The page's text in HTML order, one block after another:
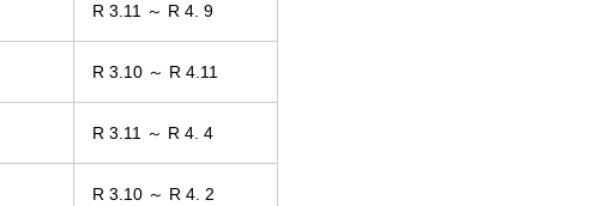
R 3.11 ～ R 4. 9
R 3.10 ～ R 4.11
R 3.11 ～ R 4. 4
R 3.10 ～ R 4. 2